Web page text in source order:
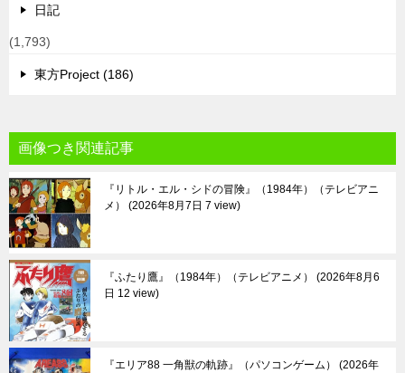
日記
(1,793)
東方Project (186)
画像つき関連記事
『リトル・エル・シドの冒険』（1984年）（テレビアニ
メ）
2026年8月7日 7 view
『ふたり鷹』（1984年）（テレビアニメ）
2026年8月6
日 12 view
『エリア88 一角獣の軌跡』（パソコンゲーム）
2026年